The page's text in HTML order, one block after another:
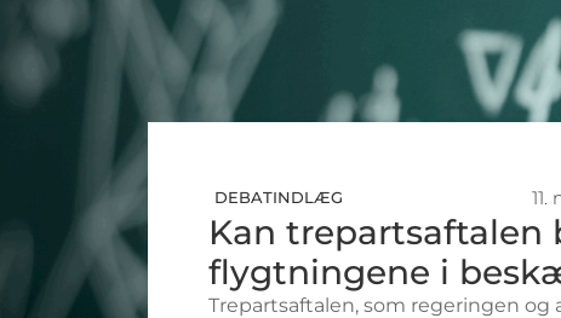
DEBATINDLÆG 11.
Kan trepartsaftalen
flygtningene i
Trepartsaftalen, som regeringen